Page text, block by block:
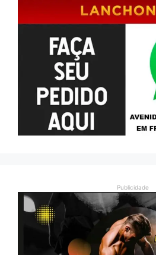
Publicidade